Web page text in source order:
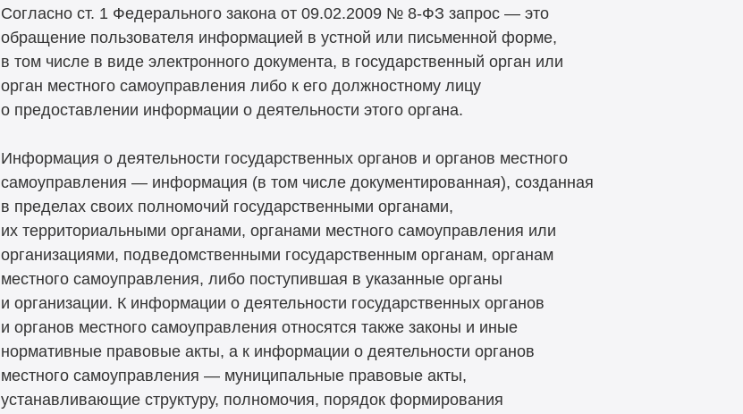
Согласно ст. 1 Федерального закона от 09.02.2009 № 8-ФЗ запрос — это
обращение пользователя информацией в устной или письменной форме,
в том числе в виде электронного документа, в государственный орган или
орган местного самоуправления либо к его должностному лицу
о предоставлении информации о деятельности этого органа.
Информация о деятельности государственных органов и органов местного
самоуправления — информация (в том числе документированная), созданная
в пределах своих полномочий государственными органами,
их территориальными органами, органами местного самоуправления или
организациями, подведомственными государственным органам, органам
местного самоуправления, либо поступившая в указанные органы
и организации. К информации о деятельности государственных органов
и органов местного самоуправления относятся также законы и иные
нормативные правовые акты, а к информации о деятельности органов
местного самоуправления — муниципальные правовые акты,
устанавливающие структуру, полномочия, порядок формирования